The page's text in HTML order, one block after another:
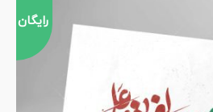
رایگان